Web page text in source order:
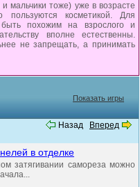
мальчики тоже) уже в возрасте
пользуются косметикой. Для
похожим на взрослого и
вполне естественны.
не запрещать, а принимать
Показать игры
Назад Вперед
в отделке
затягивании самореза можно